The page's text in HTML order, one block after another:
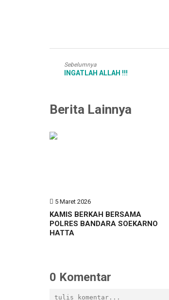
Sebelumnya
INGATLAH ALLAH !!!
Berita Lainnya
5 Maret 2026
KAMIS BERKAH BERSAMA
POLRES BANDARA SOEKARNO
HATTA
0 Komentar